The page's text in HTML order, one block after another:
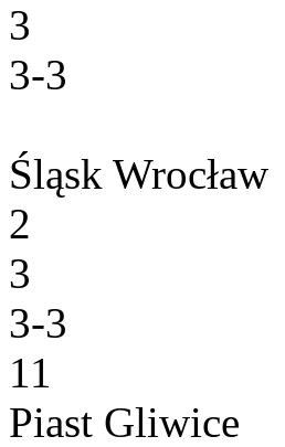
3
3-3
Śląsk Wrocław
2
3
3-3
11
Piast Gliwice